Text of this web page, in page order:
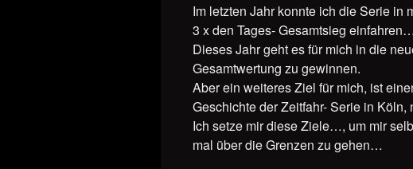
Im letzten Jahr konnte ich die Serie in
3 x den Tages- Gesamtsieg
Dieses Jahr geht es für mich in die
Gesamtwertung zu gewinnen.
Aber ein weiteres Ziel für mich, ist
Geschichte der Zeitfahr- Serie in
Ich setze mir diese Ziele…, um mir
mal über die Grenzen zu gehen…